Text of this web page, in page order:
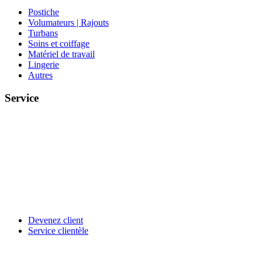
Postiche
Volumateurs | Rajouts
Turbans
Soins et coiffage
Matériel de travail
Lingerie
Autres
Service
Devenez client
Service clientèle